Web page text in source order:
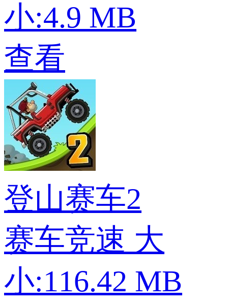
小:4.9 MB
查看
登山赛车2
赛车竞速 大
小:116.42 MB